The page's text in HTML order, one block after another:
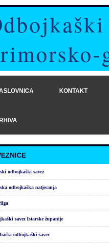
KONTAKT
odbojkaški savez
odbojkaška natjecanja
savez Istarske županije
odbojkaški savez